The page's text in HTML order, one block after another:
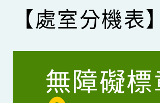
【處室分機表】